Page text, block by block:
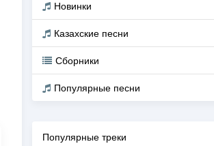
Новинки
Казахские песни
Сборники
Популярные песни
Популярные треки